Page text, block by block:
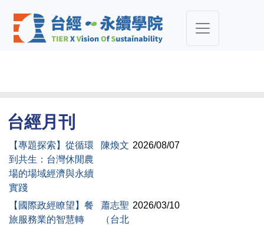
台經月刊
【專題探索】從循環
到共生：台灣休閒農
場的場域經濟與永續
實踐
陳煥文 2026/08/07
【國際政經瞭望】餐
旅服務業的智慧轉
蕭志聖
（台北
2026/03/10